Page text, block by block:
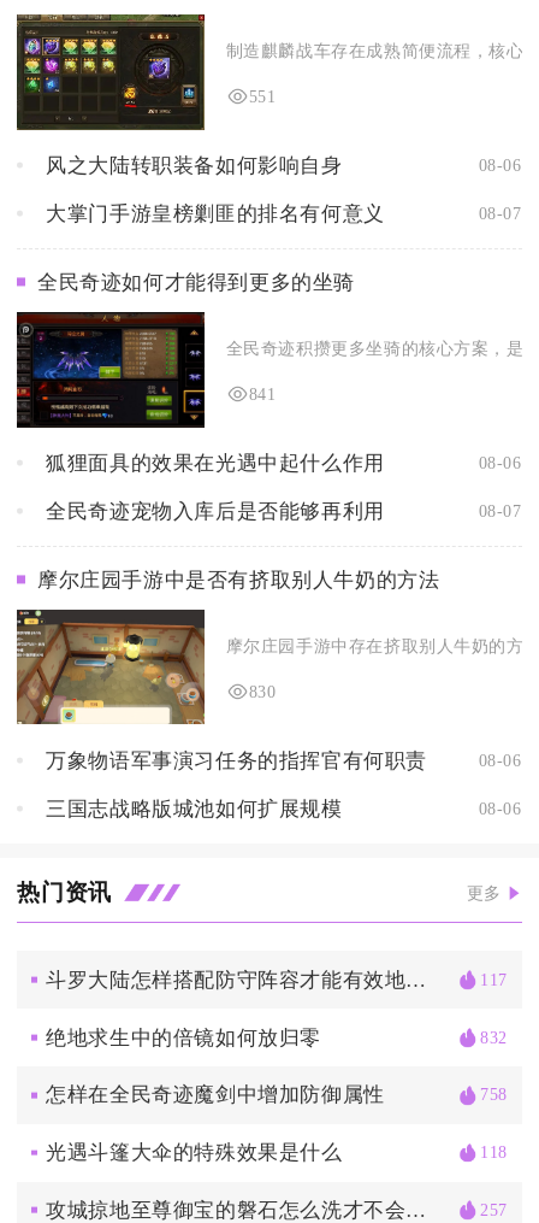
制造麒麟战车存在成熟简便流程，核心
551
风之大陆转职装备如何影响自身 08-06
大掌门手游皇榜剿匪的排名有何意义 08-07
全民奇迹如何才能得到更多的坐骑
全民奇迹积攒更多坐骑的核心方案，是
841
狐狸面具的效果在光遇中起什么作用 08-06
全民奇迹宠物入库后是否能够再利用 08-07
摩尔庄园手游中是否有挤取别人牛奶的方法
摩尔庄园手游中存在挤取别人牛奶的方
830
万象物语军事演习任务的指挥官有何职责 08-06
三国志战略版城池如何扩展规模 08-06
热门资讯 更多
斗罗大陆怎样搭配防守阵容才能有效地抵挡蓝银皇的攻击 117
绝地求生中的倍镜如何放归零 832
怎样在全民奇迹魔剑中增加防御属性 758
光遇斗篷大伞的特殊效果是什么 118
攻城掠地至尊御宝的磐石怎么洗才不会受损 257